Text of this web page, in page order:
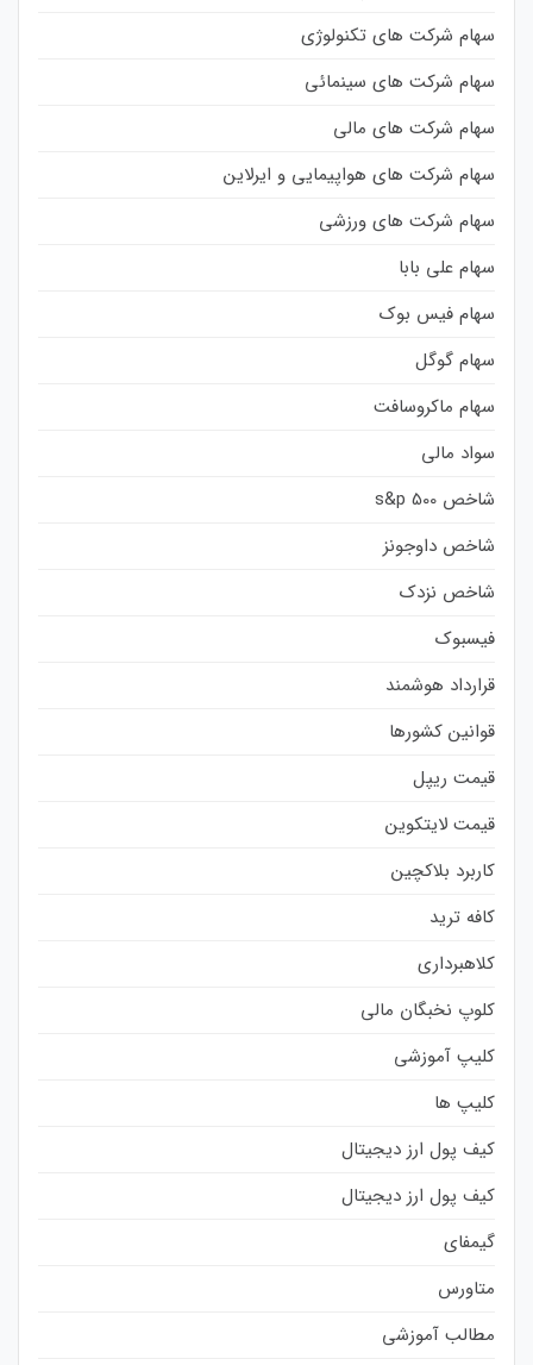
سهام شرکت های تکنولوژی
سهام شرکت های سینمائی
سهام شرکت های مالی
سهام شرکت های هواپیمایی و ایرلاین
سهام شرکت های ورزشی
سهام علی بابا
سهام فیس بوک
سهام گوگل
سهام ماکروسافت
سواد مالی
شاخص s&p 500
شاخص داوجونز
شاخص نزدک
فیسبوک
قرارداد هوشمند
قوانین کشورها
قیمت ریپل
قیمت لایتکوین
کاربرد بلاکچین
کافه ترید
کلاهبرداری
کلوپ نخبگان مالی
کلیپ آموزشی
کلیپ ها
کیف پول ارز دیجیتال
کیف پول ارز دیجیتال
گیمفای
متاورس
مطالب آموزشی